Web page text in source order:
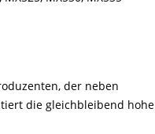
der neben
die gleichbleibend hohe